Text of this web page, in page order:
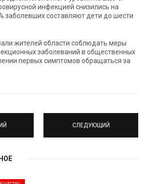
инфекцией снизились на
заболевших составляют дети до шести
жителей области соблюдать меры
заболеваний в общественных
первых симптомов обращаться за
СЛЕДУЮЩИЙ